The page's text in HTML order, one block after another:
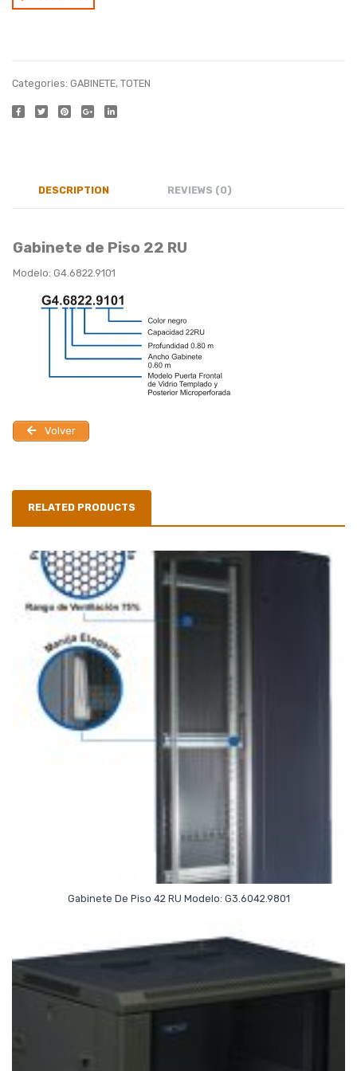
Manija Elegante
Categories: GABINETE, TOTEN
DESCRIPTION REVIEWS (0)
Gabinete de Piso 22 RU
Modelo: G4.6822.9101
Volver
RELATED PRODUCTS
Gabinete De Piso 42 RU Modelo: G3.6042.9801